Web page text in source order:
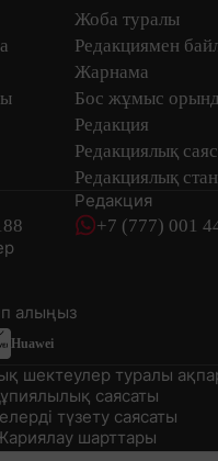
Жоба туралы
Редакциямен
Жарнама
Бос жұмыс
Редакция
Редакциялық
Редакциялық
Редакция
+7 (777) 001
алыңыз
Huawei
шарттары
түзету саясаты
саясаты
шектеулер туралы